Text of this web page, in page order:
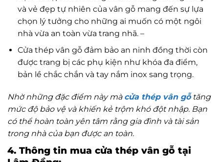
và vẻ đẹp tự nhiên của vân gỗ mang đến sự lựa
chọn lý tưởng cho những ai muốn có một ngôi
nhà vừa an toàn vừa trang nhã. –
Cửa thép vân gỗ đảm bảo an ninh đồng thời còn
được trang bị các phụ kiện như khóa đa điểm,
bản lề chắc chắn và tay nắm inox sang trọng.
Nhờ những đặc điểm này mà cửa thép vân gỗtăng
mức độ bảo vệ và khiến kẻ trộm khó đột nhập. Bạn
có thể hoàn toàn yên tâm rằng gia đình và tài sản
trong nhà của bạn được an toàn.
4. Thông tin mua cửa thép vân gỗ tại